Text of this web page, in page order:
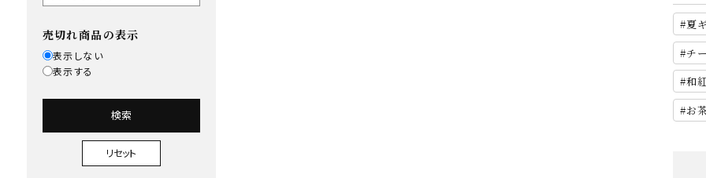
売切れ商品の表示
表示しない
表示する
検索
リセット
夏
チ
和
お